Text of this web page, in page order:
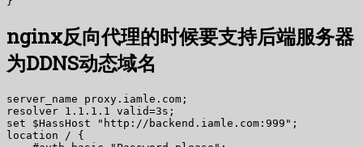
nginx反向代理的时候要支持后端服务器
为DDNS动态域名
server_name proxy.iamle.com;
resolver 1.1.1.1 valid=3s;
set $HassHost "http://backend.iamle.com:999";
location / {